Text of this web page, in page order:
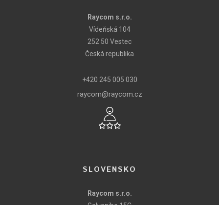
Raycom s.r.o.
Vídeňská 104
252 50 Vestec
Česká republika
+420 245 005 030
raycom@raycom.cz
SLOVENSKO
Raycom s.r.o.